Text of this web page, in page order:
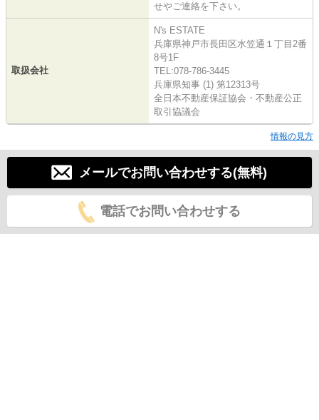
せやご連絡を下さい。
取扱会社
N's ESTATE
兵庫県神戸市長田区水笠通１丁目2番
8号1F
TEL:078-786-3445
兵庫県知事 (1) 第12313号
全日本不動産保証協会・不動産公正
取引協議会
情報の見方
メールでお問い合わせする(無料)
電話でお問い合わせする